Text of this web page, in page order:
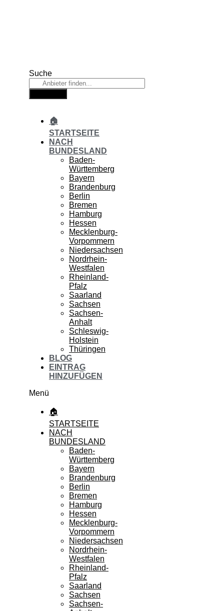
Suche
🏠
STARTSEITE
NACH
BUNDESLAND
Baden-
Württemberg
Bayern
Brandenburg
Berlin
Bremen
Hamburg
Hessen
Mecklenburg-
Vorpommern
Niedersachsen
Nordrhein-
Westfalen
Rheinland-
Pfalz
Saarland
Sachsen
Sachsen-
Anhalt
Schleswig-
Holstein
Thüringen
BLOG
EINTRAG
HINZUFÜGEN
Menü
🏠
STARTSEITE
NACH
BUNDESLAND
Baden-
Württemberg
Bayern
Brandenburg
Berlin
Bremen
Hamburg
Hessen
Mecklenburg-
Vorpommern
Niedersachsen
Nordrhein-
Westfalen
Rheinland-
Pfalz
Saarland
Sachsen
Sachsen-